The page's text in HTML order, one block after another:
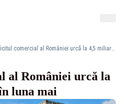
Deficitul comercial al României urcă la 4,5 miliarde euro în luna mai
al României urcă la
luna mai